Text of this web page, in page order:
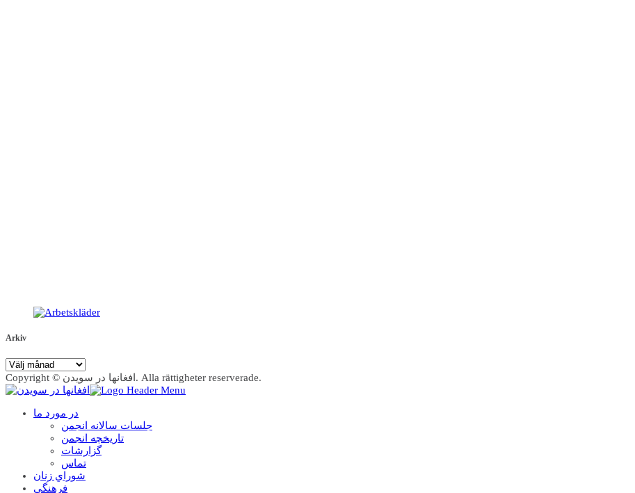
Arkiv
Arkiv
Copyright © افغانها در سویدن. Alla rättigheter reserverade.
در مورد ما
جلسات سالانه انجمن
تاریخچه انجمن
گزارشات
تماس
شوراي زنان
فرهنگي